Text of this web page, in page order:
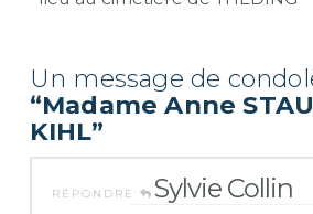
Un message de
“Madame Anne
KIHL”
RÉPONDRE Sylvie Collin